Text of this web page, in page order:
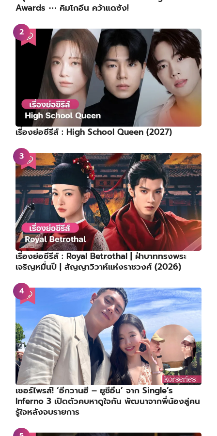
Awards ⋯ คิมโกอึน คว้าแดซัง!
เรื่องย่อซีรีส์ : High School Queen (2027)
เรื่องย่อซีรีส์ : Royal Betrothal | ฝ่าบาททรงพระ
เจริญหมื่นปี | สัญญาวิวาห์แห่งราชวงศ์ (2026)
เซอร์ไพรส์! ‘อีกวานฮี – ยูชีอึน’ จาก Single’s
Inferno 3 เปิดตัวคบหาดูใจกัน พัฒนาจากพี่น้องสู่คน
รู้ใจหลังจบรายการ